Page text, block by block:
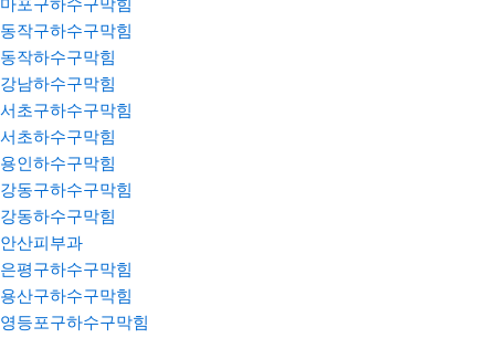
마포구하수구막힘
동작구하수구막힘
동작하수구막힘
강남하수구막힘
서초구하수구막힘
서초하수구막힘
용인하수구막힘
강동구하수구막힘
강동하수구막힘
안산피부과
은평구하수구막힘
용산구하수구막힘
영등포구하수구막힘